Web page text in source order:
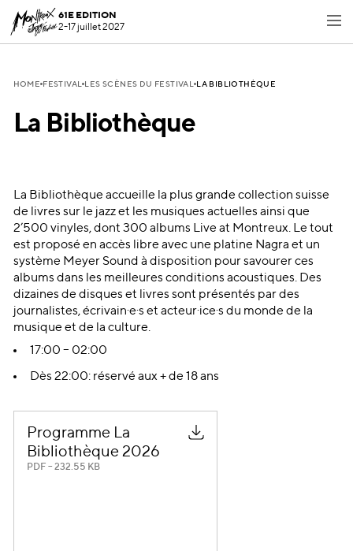
61E EDITION
2-17 juillet 2027
HOME FESTIVAL LES SCÈNES DU FESTIVAL LA BIBLIOTHÈQUE
La Bibliothèque
La Bibliothèque accueille la plus grande collection suisse
de livres sur le jazz et les musiques actuelles ainsi que
2’500 vinyles, dont 300 albums Live at Montreux. Le tout
est proposé en accès libre avec une platine Nagra et un
système Meyer Sound à disposition pour savourer ces
albums dans les meilleures conditions acoustiques. Des
dizaines de disques et livres sont présentés par des
journalistes, écrivain·e·s et acteur·ice·s du monde de la
musique et de la culture.
17:00 – 02:00
Dès 22:00: réservé aux + de 18 ans
Programme La
Bibliothèque 2026
PDF – 232.55 KB